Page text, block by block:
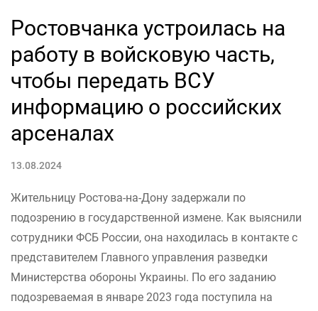
Ростовчанка устроилась на
работу в войсковую часть,
чтобы передать ВСУ
информацию о российских
арсеналах
13.08.2024
Жительницу Ростова-на-Дону задержали по
подозрению в государственной измене. Как выяснили
сотрудники ФСБ России, она находилась в контакте с
представителем Главного управления разведки
Министерства обороны Украины. По его заданию
подозреваемая в январе 2023 года поступила на